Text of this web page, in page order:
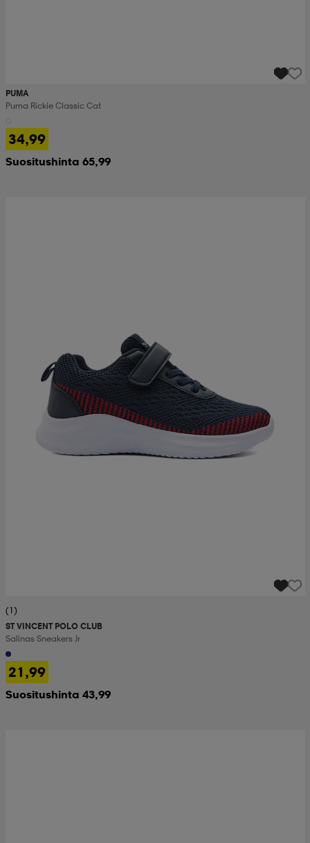
PUMA
Puma Rickie Classic Cat
34,99
Suositushinta 65,99
(1)
ST VINCENT POLO CLUB
Salinas Sneakers Jr
21,99
Suositushinta 43,99